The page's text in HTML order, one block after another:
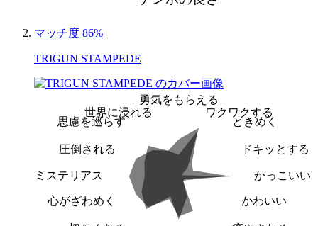
マッチ度 86%
TRIGUN STAMPEDE
勇気をもらえる
ワクワクする
ときめく
ドキッとする
かっこいい
かわいい
心がざわめく
ミステリアス
圧倒される
思慮を巡らす
世界に浸れる